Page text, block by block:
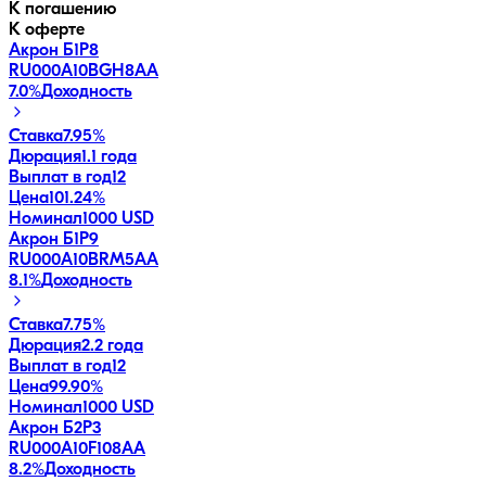
К погашению
К оферте
Акрон Б1P8
RU000A10BGH8AA
7.0%Доходность
Ставка7.95%
Дюрация1.1 года
Выплат в год12
Цена101.24%
Номинал1000 USD
Акрон Б1P9
RU000A10BRM5AA
8.1%Доходность
Ставка7.75%
Дюрация2.2 года
Выплат в год12
Цена99.90%
Номинал1000 USD
Акрон Б2P3
RU000A10F108AA
8.2%Доходность